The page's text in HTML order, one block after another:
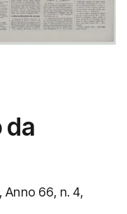
da
Anno 66, n. 4,